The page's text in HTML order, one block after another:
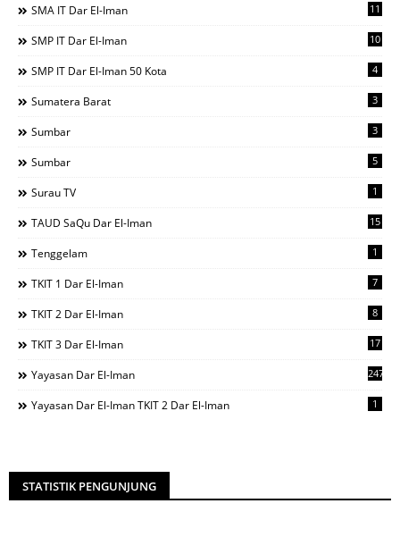
SMA IT Dar El-Iman 11
SMP IT Dar El-Iman 10
SMP IT Dar El-Iman 50 Kota 4
Sumatera Barat 3
Sumbar 3
Sumbar 5
Surau TV 1
TAUD SaQu Dar El-Iman 15
Tenggelam 1
TKIT 1 Dar El-Iman 7
TKIT 2 Dar El-Iman 8
TKIT 3 Dar El-Iman 17
Yayasan Dar El-Iman 247
Yayasan Dar El-Iman TKIT 2 Dar El-Iman 1
STATISTIK PENGUNJUNG